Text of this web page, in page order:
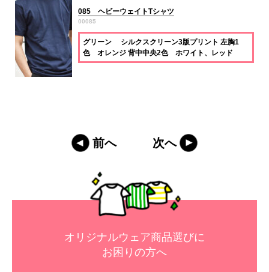
085 ヘビーウェイトTシャツ
00085
グリーン シルクスクリーン3版プリント 左胸1
色 オレンジ 背中中央2色 ホワイト、レッド
前へ 次へ
オリジナルウェア商品選びに
お困りの方へ